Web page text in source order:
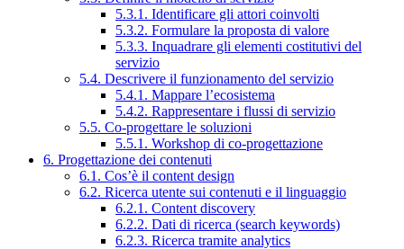
5.3.1. Identificare gli attori coinvolti
5.3.2. Formulare la proposta di valore
5.3.3. Inquadrare gli elementi costitutivi del
servizio
5.4. Descrivere il funzionamento del servizio
5.4.1. Mappare l’ecosistema
5.4.2. Rappresentare i flussi di servizio
5.5. Co-progettare le soluzioni
5.5.1. Workshop di co-progettazione
6. Progettazione dei contenuti
6.1. Cos’è il content design
6.2. Ricerca utente sui contenuti e il linguaggio
6.2.1. Content discovery
6.2.2. Dati di ricerca (search keywords)
6.2.3. Ricerca tramite analytics